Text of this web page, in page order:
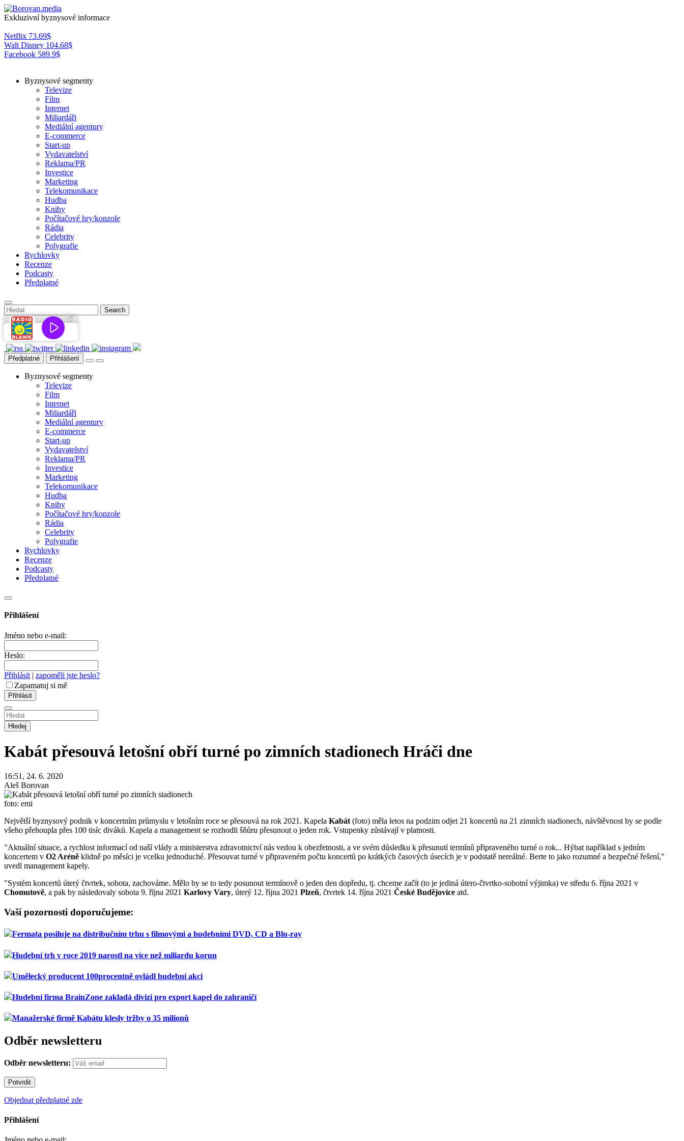
Exkluzivní byznysové informace
Netflix 73.69$
Walt Disney 104.68$
Facebook 589.9$
Byznysové segmenty
Televize
Film
Internet
Miliardáři
Mediální agentury
E-commerce
Start-up
Vydavatelství
Reklama/PR
Investice
Marketing
Telekomunikace
Hudba
Knihy
Počítačové hry/konzole
Rádia
Celebrity
Polygrafie
Rychlovky
Recenze
Podcasty
Předplatné
Předplatné Přihlášení
Byznysové segmenty
Televize
Film
Internet
Miliardáři
Mediální agentury
E-commerce
Start-up
Vydavatelství
Reklama/PR
Investice
Marketing
Telekomunikace
Hudba
Knihy
Počítačové hry/konzole
Rádia
Celebrity
Polygrafie
Rychlovky
Recenze
Podcasty
Předplatné
Přihlášení
Jméno nebo e-mail:
Heslo:
Přihlásit | zapoměli jste heslo?
Zapamatuj si mě
Hledej
Kabát přesouvá letošní obří turné po zimních stadionech Hráči dne
16:51, 24. 6. 2020
Aleš Borovan
foto: emi
Největší byznysový podnik v koncertním průmyslu v letošním roce se přesouvá na rok 2021. Kapela Kabát(foto) měla letos na podzim odjet 21 koncertů na 21 zimních stadionech, návštěvnost by se podle
všeho přehoupla přes 100 tisíc diváků. Kapela a management se rozhodli šňůru přesunout o jeden rok. Vstupenky zůstávají v platnosti.
"Aktuální situace, a rychlost informací od naší vlády a ministerstva zdravotnictví nás vedou k obezřetnosti, a ve svém důsledku k přesunutí termínů připraveného turné o rok... Hýbat například s jedním
koncertem v O2 Aréně klidně po měsíci je vcelku jednoduché. Přesouvat turné v připraveném počtu koncertů po krátkých časových úsecích je v podstatě nereálné. Berte to jako rozumné a bezpečné řešení,"
uvedl management kapely.
"Systém koncertů úterý čtvrtek, sobota, zachováme. Mělo by se to tedy posunout termínově o jeden den dopředu, tj. chceme začít (to je jediná útero-čtvrtko-sobotní výjimka) ve středu 6. října 2021 v
Chomutově, a pak by následovaly sobota 9. října 2021 Karlovy Vary, úterý 12. října 2021 Plzeň, čtvrtek 14. října 2021 České Budějovice atd.
Vaší pozornosti doporučujeme:
Fermata posiluje na distribučním trhu s filmovými a hudebními DVD, CD a Blu-ray
Hudební trh v roce 2019 narostl na více než miliardu korun
Umělecký producent 100procentně ovládl hudební akci
Hudební firma BrainZone zakladá divizi pro export kapel do zahraničí
Manažerské firmě Kabátu klesly tržby o 35 milionů
Odběr newsletteru
Odběr newsletteru:
Objednat předplatné zde
Přihlášení